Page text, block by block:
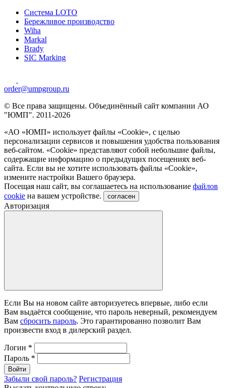
Система LOTO
Бережливое производство
Wiha
Markal
Brady
SIC Marking
order@umpgroup.ru
© Все права защищены. Объединённый сайт компании АО
"ЮМП". 2011-2026
«АО «ЮМП» использует файлы «Сookie», с целью
персонализации сервисов и повышения удобства пользования
веб-сайтом. «Cookie» представляют собой небольшие файлы,
содержащие информацию о предыдущих посещениях веб-
сайта. Если вы не хотите использовать файлы «Сookie»,
измените настройки Вашего браузера.
Посещая наш сайт, вы соглашаетесь на использование файлов
cookie на вашем устройстве. согласен
Авторизация
Если Вы на новом сайте авторизуетесь впервые, либо если
Вам выдаётся сообщение, что пароль неверный, рекомендуем
Вам сбросить пароль. Это гарантированно позволит Вам
произвести вход в дилерский раздел.
Логин *
Пароль *
Войти
Забыли свой пароль? Регистрация